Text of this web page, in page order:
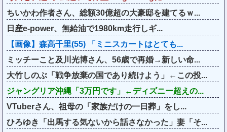
ちいかわ作者さん、総額30億超の大豪邸を建てるｗ...
日産e-power、無給油で1980km走行しギ...
【画像】森高千里(55) 「ミニスカートはとても...
ミッチーこと及川光博さん、56歳で再婚→新しい命...
大竹しのぶ「戦争放棄の国であり続けよう」←この投...
ジャングリア沖縄「3万円です」←ディズニー超えの...
VTuberさん、祖母の「家族だけの一日葬」をし...
ひろゆき「出馬する気ないから話さなかった」妻「そ...